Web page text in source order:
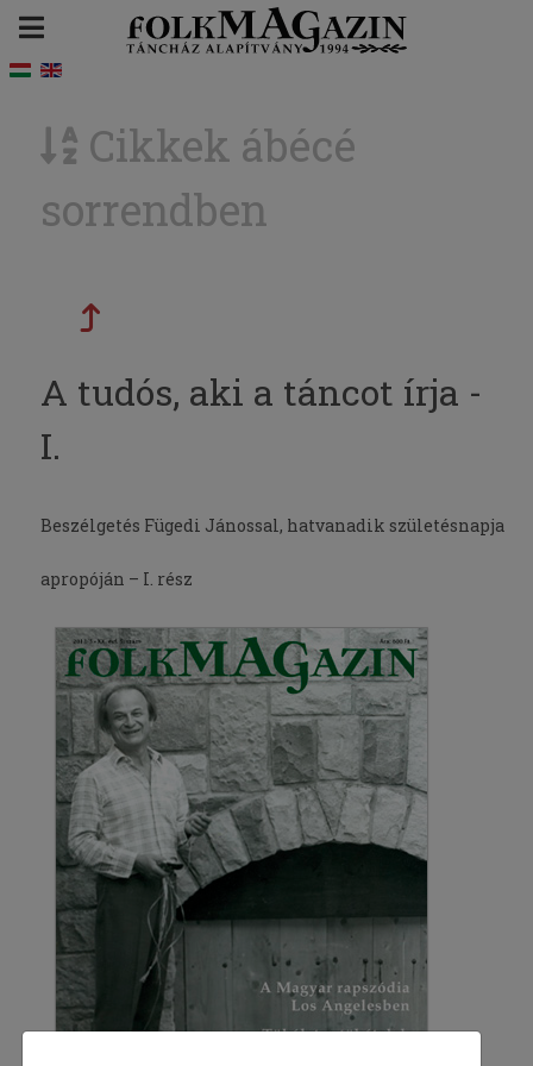
Cikkek ábécé
sorrendben
A tudós, aki a táncot írja -
I.
Beszélgetés Fügedi Jánossal, hatvanadik születésnapja
apropóján – I. rész